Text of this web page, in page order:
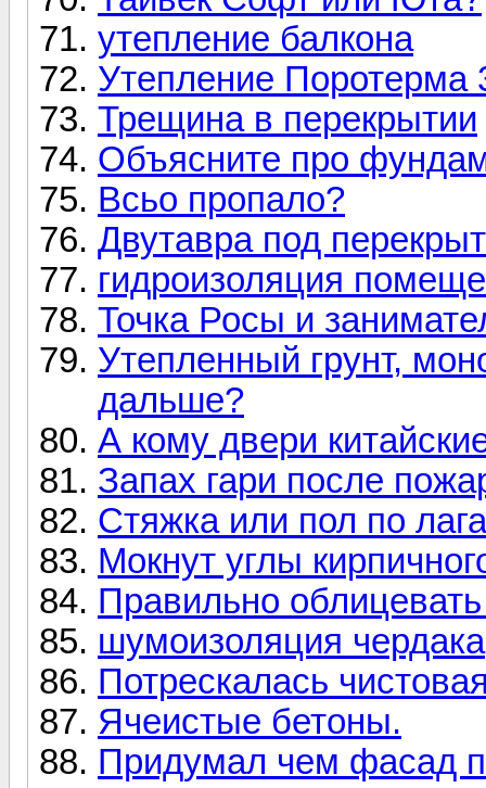
утепление балкона
Утепление Поротерма
Трещина в перекрытии
Объясните про
Всьо пропало?
Двутавра под
гидроизоляция
Точка Росы и
Утепленный грунт,
дальше?
А кому двери
Запах гари после
Стяжка или пол по
Мокнут углы
Правильно
шумоизоляция чердака
Потрескалась
Ячеистые бетоны.
Придумал чем фасад